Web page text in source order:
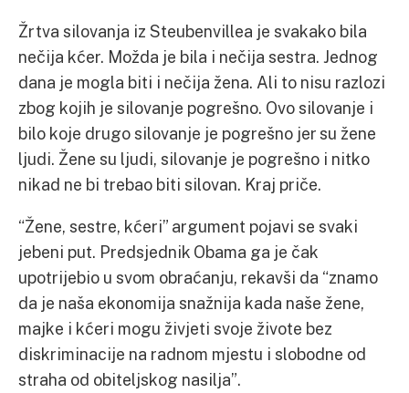
Žrtva silovanja iz Steubenvillea je svakako bila
nečija kćer. Možda je bila i nečija sestra. Jednog
dana je mogla biti i nečija žena. Ali to nisu razlozi
zbog kojih je silovanje pogrešno. Ovo silovanje i
bilo koje drugo silovanje je pogrešno jer su žene
ljudi. Žene su ljudi, silovanje je pogrešno i nitko
nikad ne bi trebao biti silovan. Kraj priče.
“Žene, sestre, kćeri” argument pojavi se svaki
jebeni put. Predsjednik Obama ga je čak
upotrijebio u svom obraćanju, rekavši da “znamo
da je naša ekonomija snažnija kada naše žene,
majke i kćeri mogu živjeti svoje živote bez
diskriminacije na radnom mjestu i slobodne od
straha od obiteljskog nasilja”.